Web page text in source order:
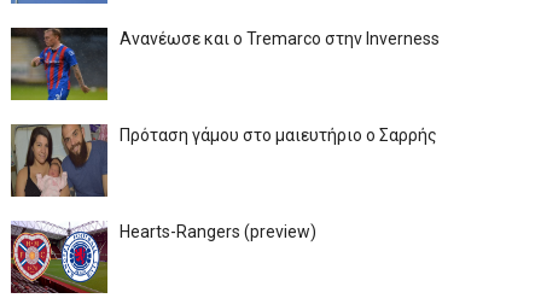
Ανανέωσε και ο Tremarco στην Inverness
Πρόταση γάμου στο μαιευτήριο ο Σαρρής
Hearts-Rangers (preview)